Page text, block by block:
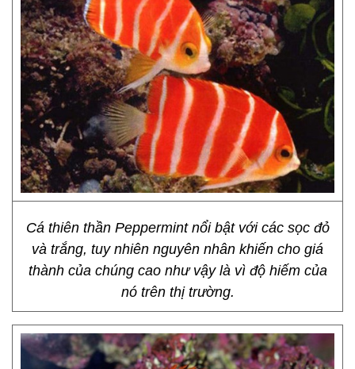
Cá thiên thần Peppermint nổi bật với các sọc đỏ
và trắng, tuy nhiên nguyên nhân khiến cho giá
thành của chúng cao như vậy là vì độ hiếm của
nó trên thị trường.